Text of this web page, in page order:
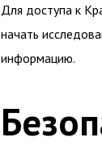
Для доступа к
начать
информацию.